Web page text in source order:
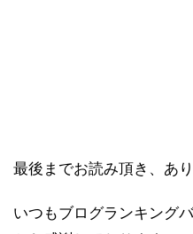
最後までお読み頂き、あ
いつもブログランキング